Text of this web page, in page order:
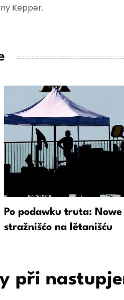
Kepper.
Po podawku truta: Nowe
stražnišćo na lětanišću
při